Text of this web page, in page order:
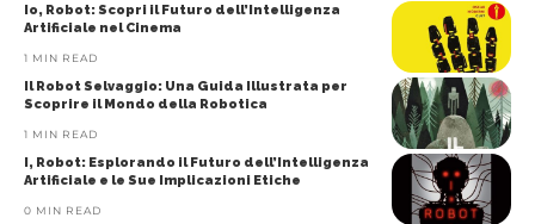
Io, Robot: Scopri il Futuro dell’Intelligenza
Artificiale nel Cinema
1 MIN READ
Il Robot Selvaggio: Una Guida Illustrata per
Scoprire il Mondo della Robotica
1 MIN READ
I, Robot: Esplorando il Futuro dell’Intelligenza
Artificiale e le Sue Implicazioni Etiche
0 MIN READ